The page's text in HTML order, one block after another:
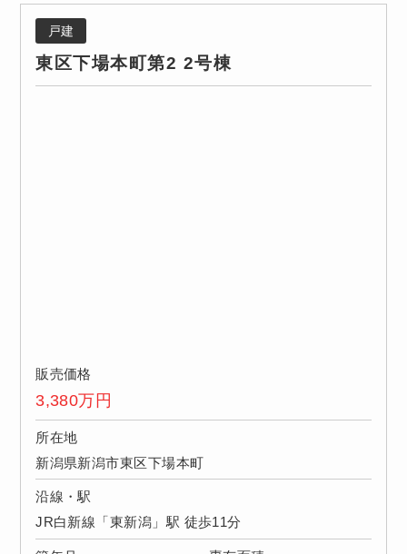
戸建
東区下場本町第2 2号棟
販売価格
3,380万円
所在地
新潟県新潟市東区下場本町
沿線・駅
JR白新線「東新潟」駅 徒歩11分